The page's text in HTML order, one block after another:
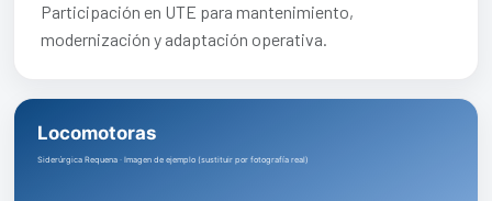
Participación en UTE para mantenimiento,
modernización y adaptación operativa.